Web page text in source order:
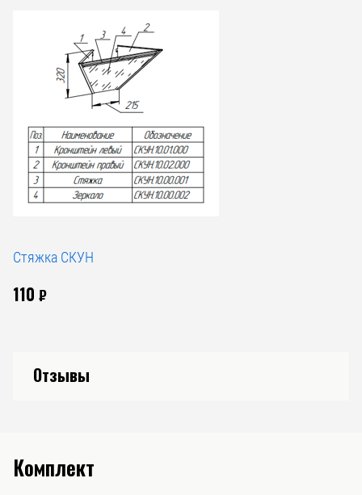
Стяжка СКУН
110 ₽
Отзывы
Комплект